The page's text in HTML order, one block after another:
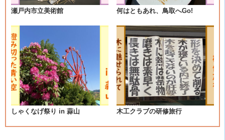
シ
ョ
ン
瀬戸内市立美術館 何はともあれ、鳥取へGo!
しゃくなげ祭り in 蒜山 木工クラブの研修旅行